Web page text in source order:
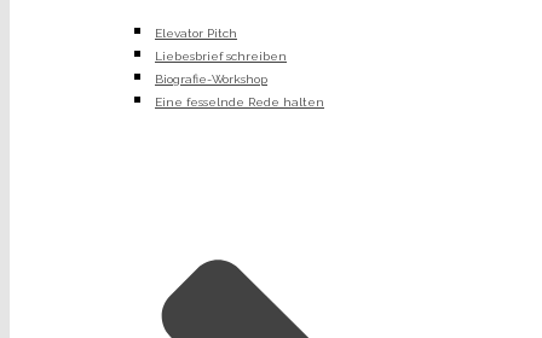
Elevator Pitch
Liebesbrief schreiben
Biografie-Workshop
Eine fesselnde Rede halten